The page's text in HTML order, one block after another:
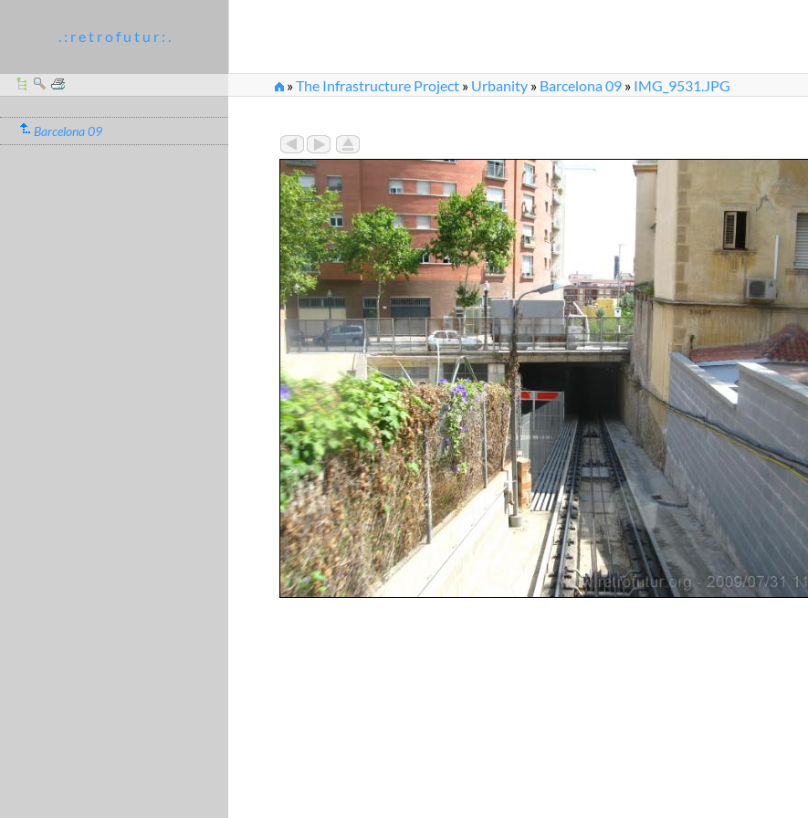
. : r e t r o f u t u r : .
»The Infrastructure Project » Urbanity » Barcelona 09 » IMG_9531.JPG
Barcelona 09